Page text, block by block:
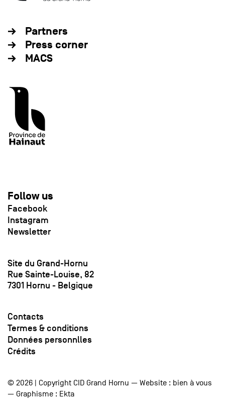
Partners
Press corner
MACS
Follow us
Facebook
Instagram
Newsletter
Site du Grand-Hornu
Rue Sainte-Louise, 82
7301 Hornu - Belgique
Contacts
Termes & conditions
Données personnlles
Crédits
© 2026 | Copyright CID Grand Hornu — Website : bien à vous
— Graphisme : Ekta